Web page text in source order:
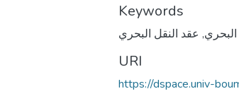
Keywords
البحري, عقد النقل البحري
URI
https://dspace.univ-